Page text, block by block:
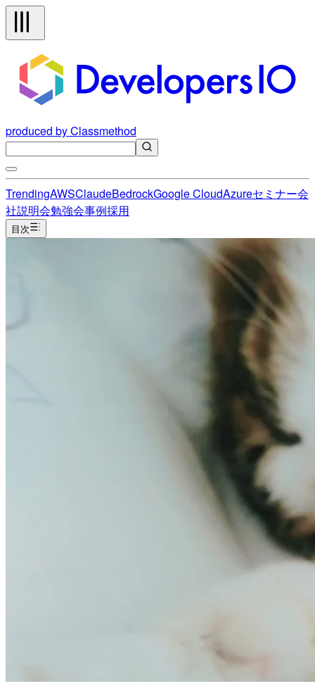
produced by Classmethod
TrendingAWSClaudeBedrockGoogle CloudAzureセミナー会
社説明会勉強会事例採用
目次